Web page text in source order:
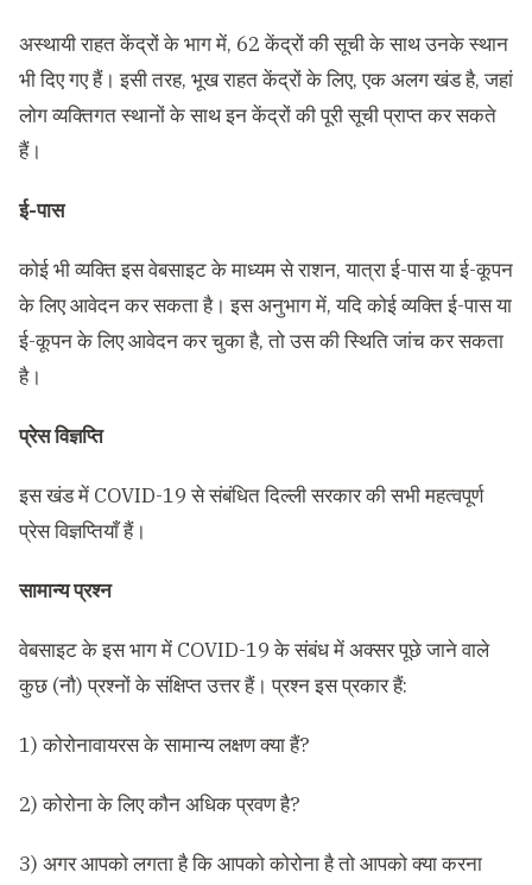
अस्थायी राहत केंद्रों के भाग में, 62 केंद्रों की सूची के साथ उनके स्थान
भी दिए गए हैं। इसी तरह, भूख राहत केंद्रों के लिए, एक अलग खंड है, जहां
लोग व्यक्तिगत स्थानों के साथ इन केंद्रों की पूरी सूची प्राप्त कर सकते
हैं।
ई-पास
कोई भी व्यक्ति इस वेबसाइट के माध्यम से राशन, यात्रा ई-पास या ई-कूपन
के लिए आवेदन कर सकता है। इस अनुभाग में, यदि कोई व्यक्ति ई-पास या
ई-कूपन के लिए आवेदन कर चुका है, तो उस की स्थिति जांच कर सकता
है।
प्रेस विज्ञप्ति
इस खंड में COVID-19 से संबंधित दिल्ली सरकार की सभी महत्वपूर्ण
प्रेस विज्ञप्तियाँ हैं।
सामान्य प्रश्न
वेबसाइट के इस भाग में COVID-19 के संबंध में अक्सर पूछे जाने वाले
कुछ (नौ) प्रश्नों के संक्षिप्त उत्तर हैं। प्रश्न इस प्रकार हैं:
1) कोरोनावायरस के सामान्य लक्षण क्या हैं?
2) कोरोना के लिए कौन अधिक प्रवण है?
3) अगर आपको लगता है कि आपको कोरोना है तो आपको क्या करना